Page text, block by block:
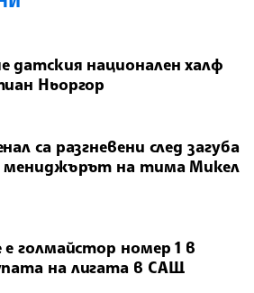
датския национален халф
Ньоргор
са разгневени след загуба
на тима Микел
е голмайстор номер 1 в
на лигата в САЩ